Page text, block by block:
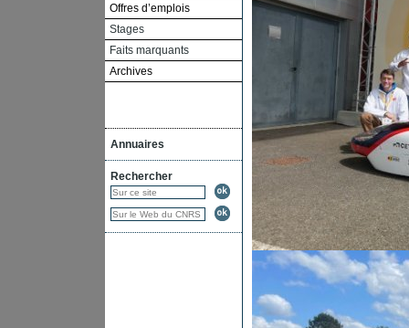
Offres d’emplois
Stages
Faits marquants
Archives
Annuaires
Rechercher